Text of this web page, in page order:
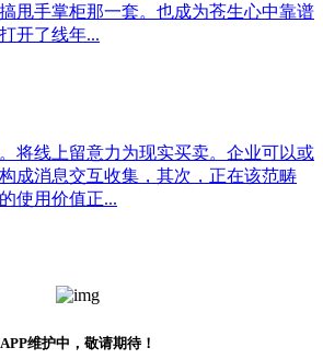
甩手掌柜那一套。也成为苍生心中靠谱
开了线年...
将线上留意力为现实买卖。企业可以或
成消息交互收集，其次，正在该范畴
使用价值正...
APP维护中，敬请期待！